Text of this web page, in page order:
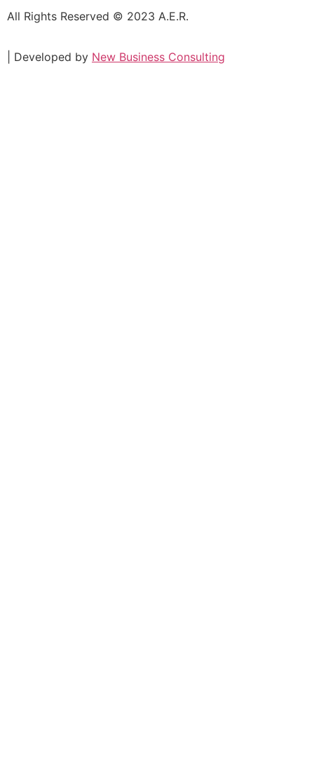
All Rights Reserved © 2023 A.E.R.
| Developed by New Business Consulting